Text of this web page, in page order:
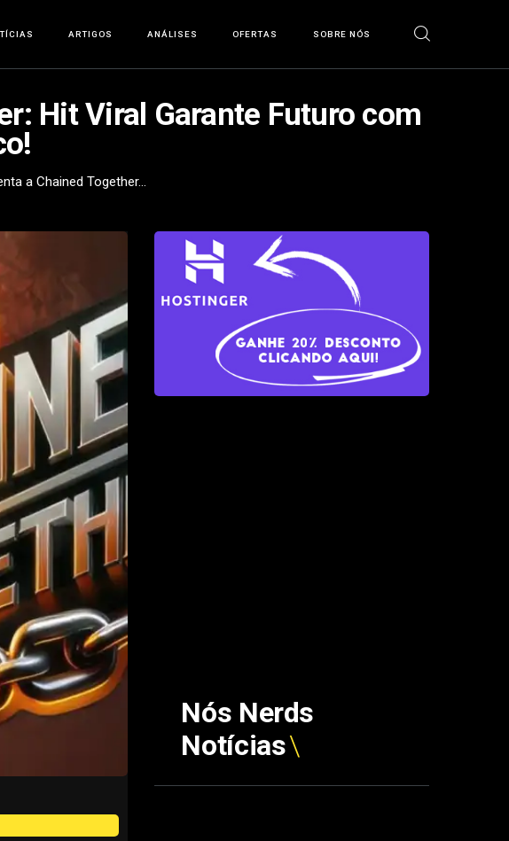
ARTIGOS ANÁLISES OFERTAS SOBRE NÓS
Hit Viral Garante Futuro com
a Chained Together...
Nós Nerds
Notícias